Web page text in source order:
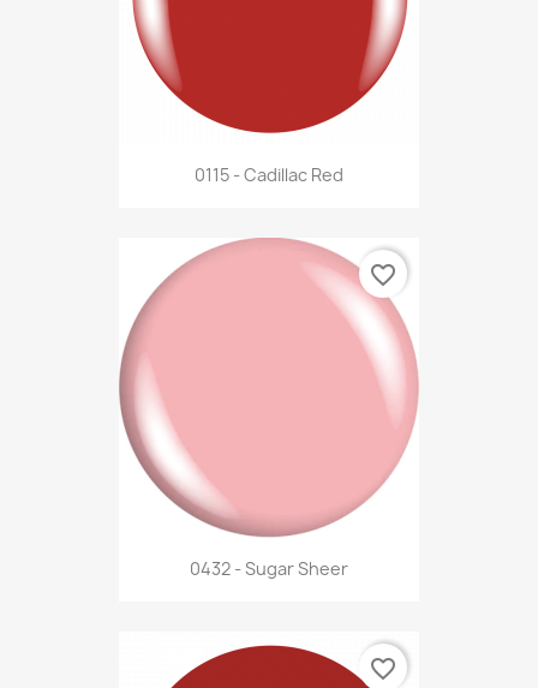
0115 - Cadillac Red
0432 - Sugar Sheer
favorite_border
favorite_border